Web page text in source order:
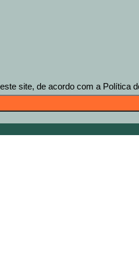
site, de acordo com a Política